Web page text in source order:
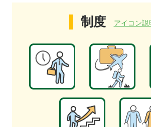
制度 アイコン説